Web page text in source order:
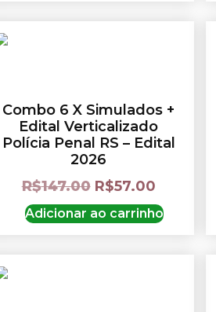
Combo 6 X Simulados +
Edital Verticalizado
Polícia Penal RS – Edital
2026
R$147.00 R$57.00
Adicionar ao carrinho